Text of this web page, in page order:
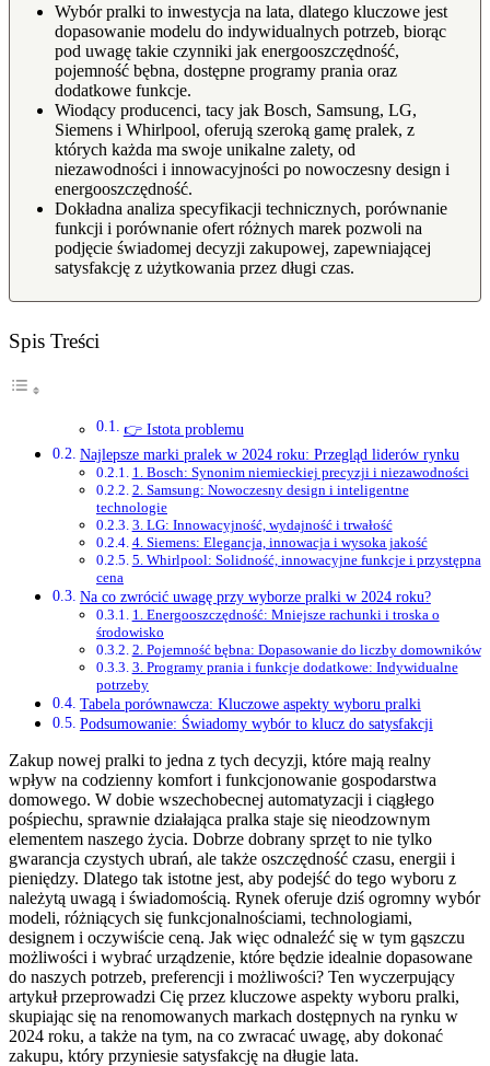
Wybór pralki to inwestycja na lata, dlatego kluczowe jest
dopasowanie modelu do indywidualnych potrzeb, biorąc
pod uwagę takie czynniki jak energooszczędność,
pojemność bębna, dostępne programy prania oraz
dodatkowe funkcje.
Wiodący producenci, tacy jak Bosch, Samsung, LG,
Siemens i Whirlpool, oferują szeroką gamę pralek, z
których każda ma swoje unikalne zalety, od
niezawodności i innowacyjności po nowoczesny design i
energooszczędność.
Dokładna analiza specyfikacji technicznych, porównanie
funkcji i porównanie ofert różnych marek pozwoli na
podjęcie świadomej decyzji zakupowej, zapewniającej
satysfakcję z użytkowania przez długi czas.
Spis Treści
👉 Istota problemu
Najlepsze marki pralek w 2024 roku: Przegląd liderów rynku
1. Bosch: Synonim niemieckiej precyzji i niezawodności
2. Samsung: Nowoczesny design i inteligentne
technologie
3. LG: Innowacyjność, wydajność i trwałość
4. Siemens: Elegancja, innowacja i wysoka jakość
5. Whirlpool: Solidność, innowacyjne funkcje i przystępna
cena
Na co zwrócić uwagę przy wyborze pralki w 2024 roku?
1. Energooszczędność: Mniejsze rachunki i troska o
środowisko
2. Pojemność bębna: Dopasowanie do liczby domowników
3. Programy prania i funkcje dodatkowe: Indywidualne
potrzeby
Tabela porównawcza: Kluczowe aspekty wyboru pralki
Podsumowanie: Świadomy wybór to klucz do satysfakcji
Zakup nowej pralki to jedna z tych decyzji, które mają realny
wpływ na codzienny komfort i funkcjonowanie gospodarstwa
domowego. W dobie wszechobecnej automatyzacji i ciągłego
pośpiechu, sprawnie działająca pralka staje się nieodzownym
elementem naszego życia. Dobrze dobrany sprzęt to nie tylko
gwarancja czystych ubrań, ale także oszczędność czasu, energii i
pieniędzy. Dlatego tak istotne jest, aby podejść do tego wyboru z
należytą uwagą i świadomością. Rynek oferuje dziś ogromny wybór
modeli, różniących się funkcjonalnościami, technologiami,
designem i oczywiście ceną. Jak więc odnaleźć się w tym gąszczu
możliwości i wybrać urządzenie, które będzie idealnie dopasowane
do naszych potrzeb, preferencji i możliwości? Ten wyczerpujący
artykuł przeprowadzi Cię przez kluczowe aspekty wyboru pralki,
skupiając się na renomowanych markach dostępnych na rynku w
2024 roku, a także na tym, na co zwracać uwagę, aby dokonać
zakupu, który przyniesie satysfakcję na długie lata.